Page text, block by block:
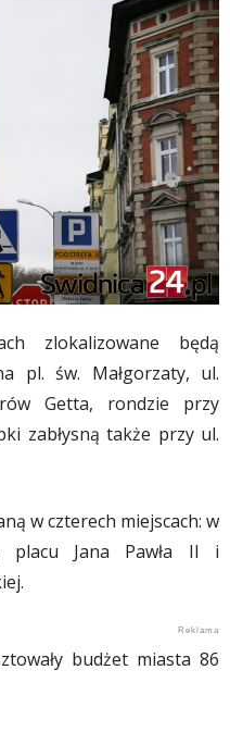
zlokalizowane będą
pl. św. Małgorzaty, ul.
Getta, rondzie przy
zabłysną także przy ul.
w czterech miejscach: w
placu Jana Pawła II i
budżet miasta 86